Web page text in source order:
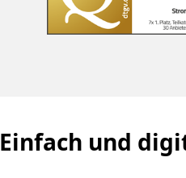
Einfach und